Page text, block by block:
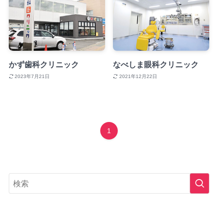
かず歯科クリニック
2023年7月21日
なべしま眼科クリニック
2021年12月22日
1